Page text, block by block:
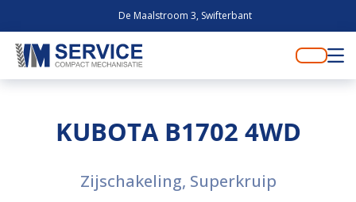
De Maalstroom 3, Swifterbant
KUBOTA B1702 4WD
Zijschakeling, Superkruip